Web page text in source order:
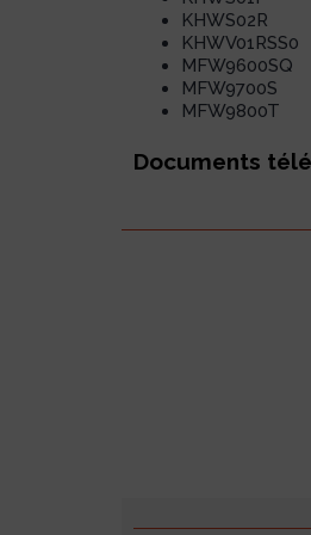
KHWS02R
KHWV01RSS0
MFW9600SQ
MFW9700S
MFW9800T
Documents